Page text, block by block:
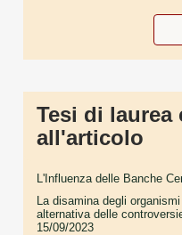
Tesi di laurea
all'articolo
L'Influenza delle Banche
La disamina degli
alternativa delle
15/09/2023